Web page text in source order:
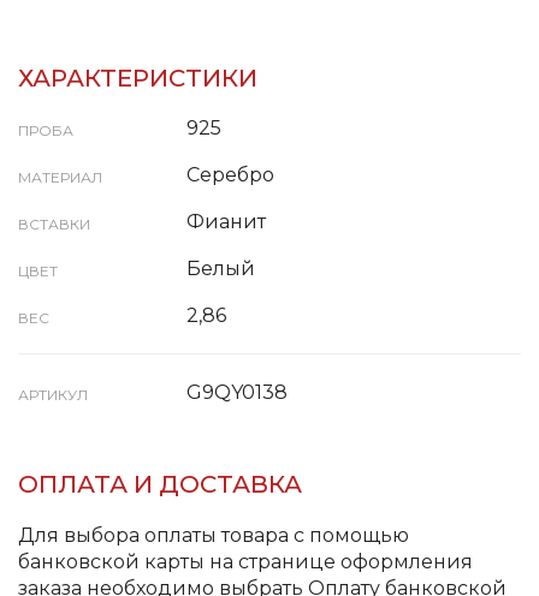
ХАРАКТЕРИСТИКИ
ПРОБА 925
МАТЕРИАЛ Серебро
ВСТАВКИ Фианит
ЦВЕТ Белый
ВЕС 2,86
АРТИКУЛ G9QY0138
ОПЛАТА И ДОСТАВКА
Для выбора оплаты товара с помощью
банковской карты на странице оформления
заказа необходимо выбрать Оплату банковской